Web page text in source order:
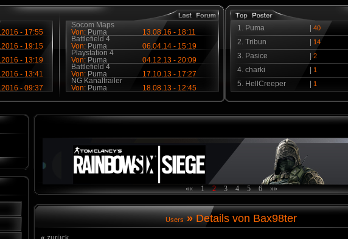
- 17:55
- 19:15
- 13:19
- 13:41
- 09:37
Socom Maps
Von: Puma 13.08.16 - 18:11
Battlefield 4
Von: Puma 06.04.14 - 15:19
Playstation 4
Von: Puma 04.12.13 - 20:09
Battlefield 4
Von: Puma 17.10.13 - 17:27
NG Kanaltrailer
Von: Puma 18.08.13 - 12:45
1. Puma 40
2. Tribun 14
3. Pasice 2
4. charki 1
5. HellCreeper 1
«« 1 2 3 4 5 6 »»
Users»Details von Bax98ter